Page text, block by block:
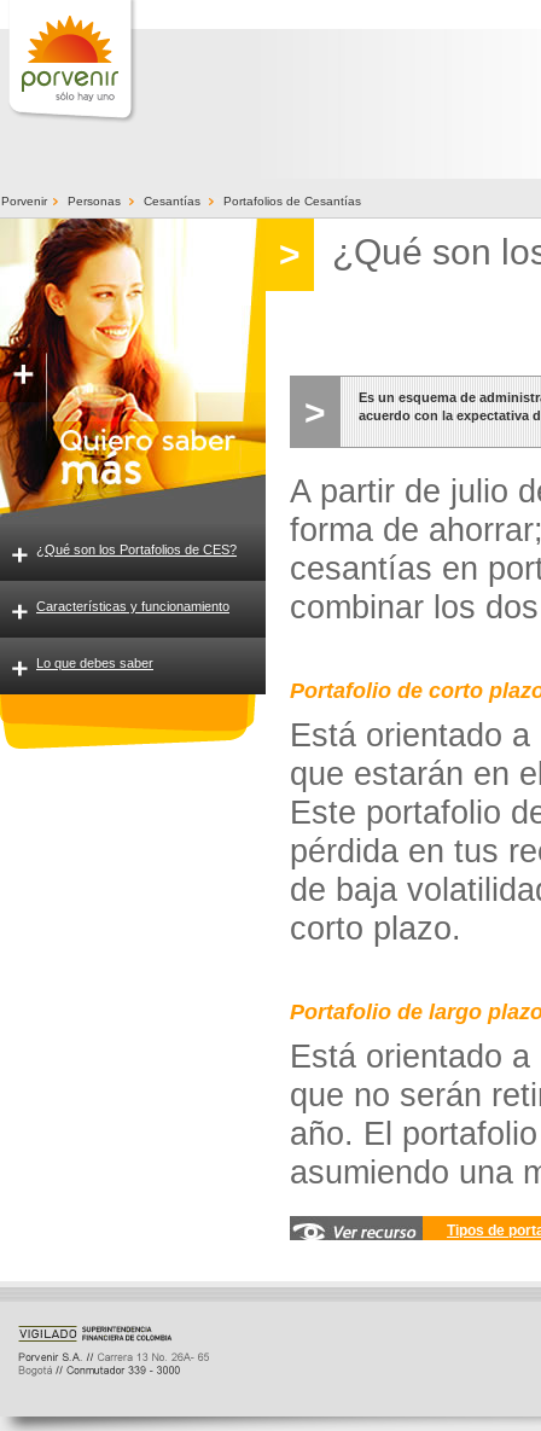
Porvenir >Personas >Cesantías >Portafolios de Cesantías
¿Qué son los Portafolios de CES?
Características y funcionamiento
Lo que debes saber
> ¿Qué son
>
Es un esquema de
acuerdo con la expectativa
A partir de julio
forma de
cesantías en
combinar los
Portafolio de corto
Está orientado
que estarán en
Este portafolio
pérdida en tus
de baja
corto plazo.
Portafolio de largo
Está orientado
que no serán
año. El
asumiendo una
Tipos de